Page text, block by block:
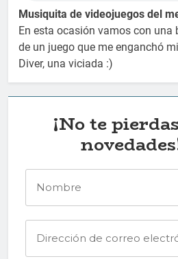
Musiquita de videojuegos del
En esta ocasión vamos con una
de un juego que me enganchó
Diver, una viciada :)
¡No te